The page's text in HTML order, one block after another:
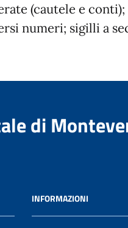
(cautele e
numeri; sigilli a
di
INFORMAZIONI